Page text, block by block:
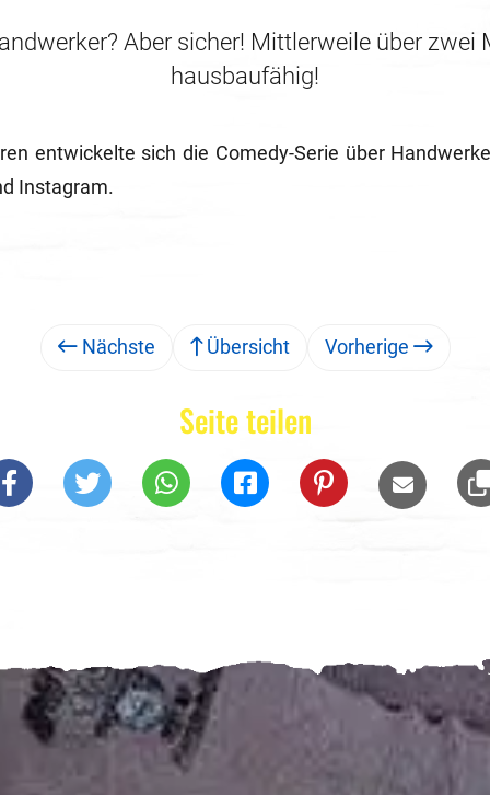
Aber sicher! Mittlerweile über zwei
hausbaufähig!
entwickelte sich die Comedy-Serie über
Instagram.
Nächste Übersicht Vorherige
Seite teilen